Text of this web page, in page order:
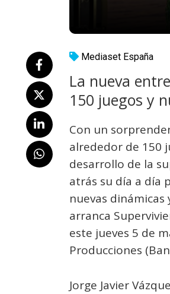
Mediaset España
La nueva
150 juegos y
Con un
alrededor de 150
desarrollo de la
atrás su día a día
nuevas
arranca
este jueves 5 de
Producciones
Jorge Javier